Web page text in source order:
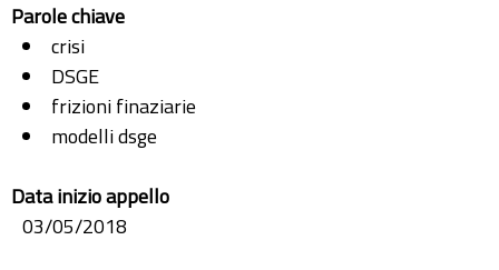
Parole chiave
crisi
DSGE
frizioni finaziarie
modelli dsge
Data inizio appello
03/05/2018